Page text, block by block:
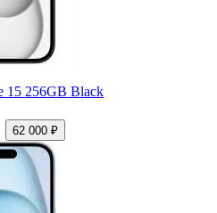
15 256GB Black
62 000 ₽